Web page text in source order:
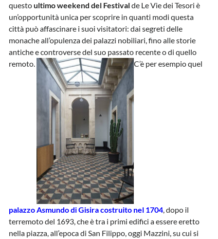
questoultimo weekend del Festivalde Le Vie dei Tesori è
un’opportunità unica per scoprire in quanti modi questa
città può affascinare i suoi visitatori: dai segreti delle
monache all’opulenza dei palazzi nobiliari, fino alle storie
antiche e controverse del suo passato recente o di quello
remoto.
C’è per esempio quel
palazzo Asmundo di Gisira costruito nel 1704, dopo il
terremoto del 1693, che è tra i primi edifici a essere eretto
nella piazza, all’epoca di San Filippo, oggi Mazzini, su cui si